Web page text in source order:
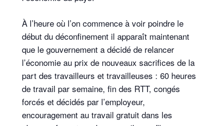
À l’heure où l’on commence à voir poindre le
début du déconfinement il apparaît maintenant
que le gouvernement a décidé de relancer
l’économie au prix de nouveaux sacrifices de la
part des travailleurs et travailleuses : 60 heures
de travail par semaine, fin des RTT, congés
forcés et décidés par l’employeur,
encouragement au travail gratuit dans les